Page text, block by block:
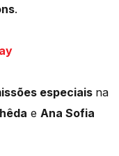
.
especiais na
e Ana Sofia